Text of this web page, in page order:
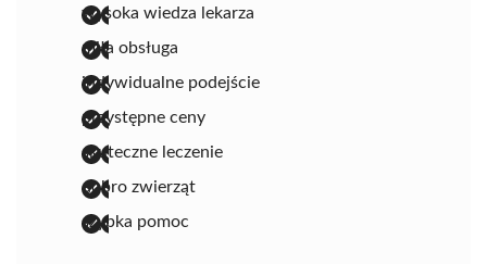
wysoka wiedza lekarza
miła obsługa
indywidualne podejście
przystępne ceny
skuteczne leczenie
dobro zwierząt
szybka pomoc